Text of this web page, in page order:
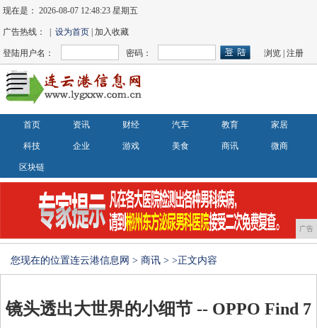
现在是：2026-08-07 12:48:23 星期五
广告热线： |设为首页 | 加入收藏
登陆用户名： 密码： 浏览 |注册
首页 资讯 财经 汽车 教育 家居
科技 企业 游戏 美食 商讯 微商
区块链
广告
您现在的位置连云港信息网 > 商讯 > >正文内容
镜头透出大世界的小细节 -- OPPO Find 7